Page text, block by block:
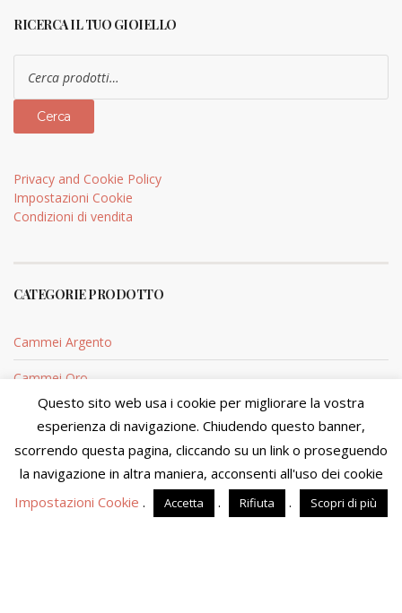
Stiamo aggiornando la disponibilità e i prezzi dei prodotti. Al
momento non sarà possibile perfezionare l'acquisto. Ci
scusiamo del disagio e ti preghiamo di visitare il sito fra
qualche giorno.
Ignora
RICERCA IL TUO GIOIELLO
Cerca
Privacy and Cookie Policy
Impostazioni Cookie
Condizioni di vendita
CATEGORIE PRODOTTO
Cammei Argento
Cammei Oro
Coralli argento
Coralli Oro
Questo sito web usa i cookie per migliorare la vostra
esperienza di navigazione. Chiudendo questo banner,
scorrendo questa pagina, cliccando su un link o proseguendo
la navigazione in altra maniera, acconsenti all'uso dei cookie
Impostazioni Cookie . Accetta . Rifiuta . Scopri di più